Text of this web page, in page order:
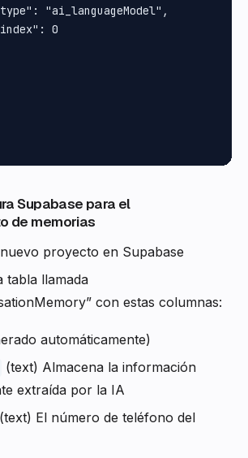
"ai_languageModel",
0
Supabase para el
de memorias
proyecto en Supabase
tabla llamada
con estas columnas:
automáticamente)
(text) Almacena la información
extraída por la IA
(text) El número de teléfono del